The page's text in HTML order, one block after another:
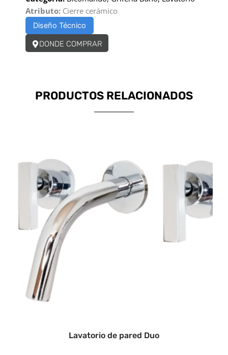
Atributo: Cierre cerámico
Diseño Técnico
DONDE COMPRAR
PRODUCTOS RELACIONADOS
Lavatorio de pared Duo